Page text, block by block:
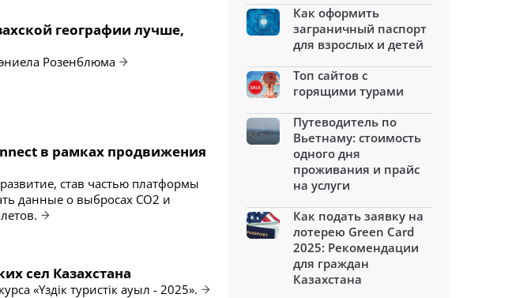
географии лучше,
Розенблюма
в рамках продвижения
став частью платформы
данные о выбросах CO2 и
сел Казахстана
«Үздік туристік ауыл - 2025».
Как оформить
заграничный паспорт
для взрослых и детей
Топ сайтов с
горящими турами
Путеводитель по
Вьетнаму: стоимость
одного дня
проживания и прайс
на услуги
Как подать заявку на
лотерею Green Card
2025: Рекомендации
для граждан
Казахстана